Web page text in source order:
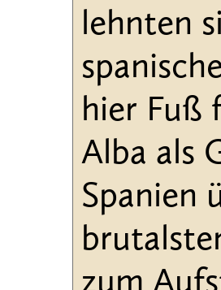
lehnten
hier Fuß
Alba als
Spanien